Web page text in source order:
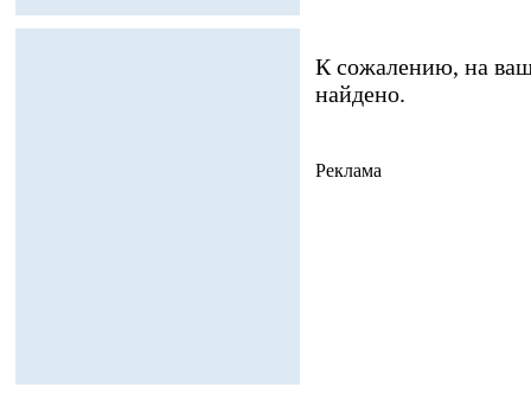
К сожалению, на
найдено.
Реклама